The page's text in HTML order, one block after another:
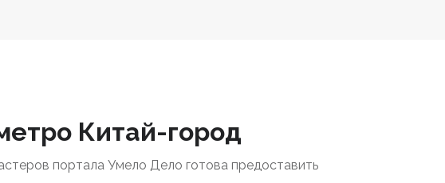
Китай-город
портала Умело Дело готова предоставить